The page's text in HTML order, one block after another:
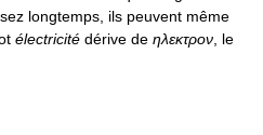
longtemps, ils peuvent même
électricité dérive de ηλεκτρον , le